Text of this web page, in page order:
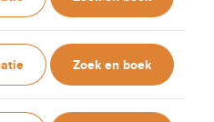
Zoek en boek